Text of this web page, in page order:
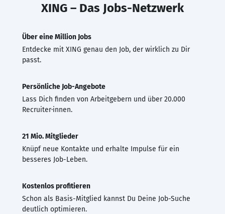
XING – Das Jobs-Netzwerk
Über eine Million Jobs
Entdecke mit XING genau den Job, der wirklich zu Dir
passt.
Persönliche Job-Angebote
Lass Dich finden von Arbeitgebern und über 20.000
Recruiter·innen.
21 Mio. Mitglieder
Knüpf neue Kontakte und erhalte Impulse für ein
besseres Job-Leben.
Kostenlos profitieren
Schon als Basis-Mitglied kannst Du Deine Job-Suche
deutlich optimieren.